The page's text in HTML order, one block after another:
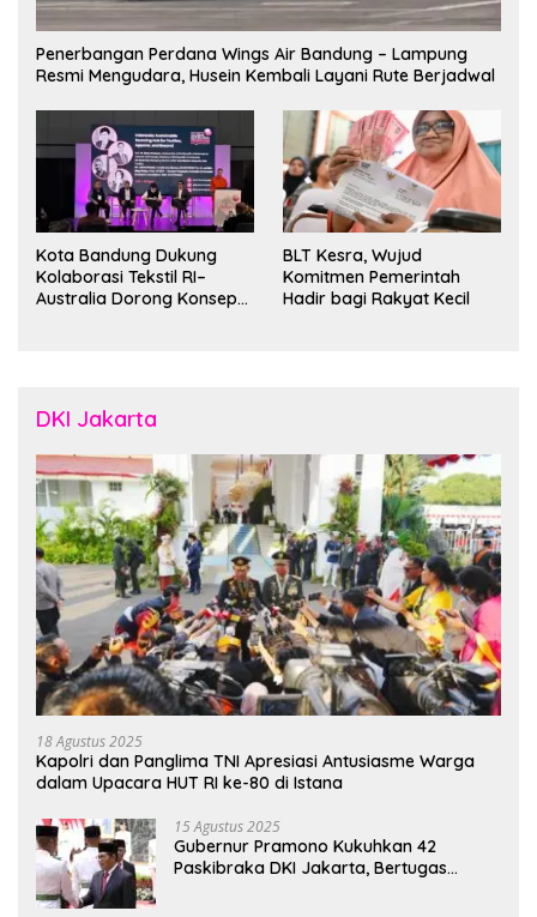
Penerbangan Perdana Wings Air Bandung – Lampung
Resmi Mengudara, Husein Kembali Layani Rute Berjadwal
Kota Bandung Dukung
Kolaborasi Tekstil RI–
Australia Dorong Konsep
BLT Kesra, Wujud
Komitmen Pemerintah
Hadir bagi Rakyat Kecil
DKI Jakarta
18 Agustus 2025
Kapolri dan Panglima TNI Apresiasi Antusiasme Warga
dalam Upacara HUT RI ke-80 di Istana
15 Agustus 2025
Gubernur Pramono Kukuhkan 42
Paskibraka DKI Jakarta, Bertugas